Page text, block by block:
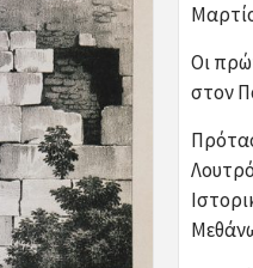
Οι
στον